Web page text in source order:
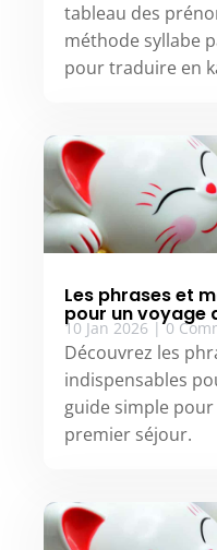
tableau des
méthode syllabe
pour traduire en
Les phrases et
pour un voyage
10 Jan 2026 |0
Découvrez les
indispensables
guide simple
premier séjour.